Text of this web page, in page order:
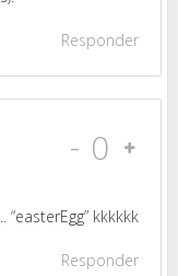
Responder
- 0
kkkkkk
Responder